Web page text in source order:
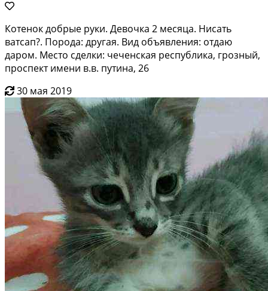
Котенок добрые руки. Девочка 2 месяца. Нисать
ватсап?. Порода: другая. Вид объявления: отдаю
даром. Место сделки: чеченская республика, грозный,
проспект имени в.в. путина, 26
30 мая 2019